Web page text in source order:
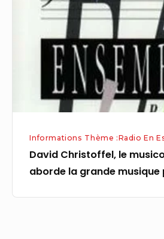
musicologue
aborde
musique
bandeInformations Thème :Radio En
David Christoffel, le
aborde la grande musique